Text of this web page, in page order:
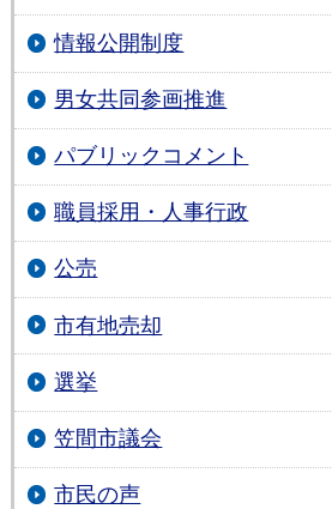
情報公開制度
男女共同参画推進
パブリックコメント
職員採用・人事行政
公売
市有地売却
選挙
笠間市議会
市民の声